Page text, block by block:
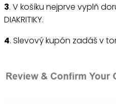
3. V košíku nejprve vyplň
DIAKRITIKY.
4. Slevový kupón zadáš v